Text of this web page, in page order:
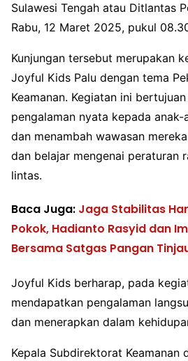
Sulawesi Tengah atau Ditlantas
Rabu, 12 Maret 2025, pukul
Kunjungan tersebut merupakan
Joyful Kids Palu dengan tema
Keamanan. Kegiatan ini
pengalaman nyata kepada anak-
dan menambah wawasan
dan belajar mengenai peraturan
lintas.
Baca Juga: Jaga Stabilitas
Pokok, Hadianto Rasyid dan
Bersama Satgas Pangan
Joyful Kids berharap, pada
mendapatkan pengalaman
dan menerapkan dalam
Kepala Subdirektorat Keamanan